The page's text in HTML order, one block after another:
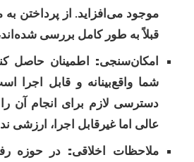
موجود می‌افزاید. از پرداختن
قبلاً به طور کامل بررسی
امکان‌سنجی: اطمینان حاصل
شما واقع‌بینانه و قابل اجرا
دسترسی لازم برای انجام آن را
عالی اما غیرقابل اجرا، ارزشی
ملاحظات اخلاقی: در حوزه